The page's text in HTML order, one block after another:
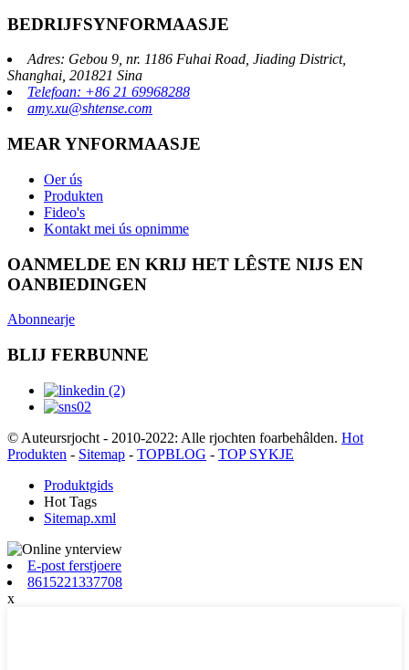
BEDRIJFSYNFORMAASJE
Adres: Gebou 9, nr. 1186 Fuhai Road, Jiading District,
Shanghai, 201821 Sina
Telefoan: +86 21 69968288
amy.xu@shtense.com
MEAR YNFORMAASJE
Oer ús
Produkten
Fideo's
Kontakt mei ús opnimme
OANMELDE EN KRIJ HET LÊSTE NIJS EN
OANBIEDINGEN
Abonnearje
BLIJ FERBUNNE
© Auteursrjocht - 2010-2022: Alle rjochten foarbehâlden. Hot
Produkten - Sitemap - TOPBLOG - TOP SYKJE
Produktgids
Hot Tags
Sitemap.xml
E-post ferstjoere
8615221337708
x